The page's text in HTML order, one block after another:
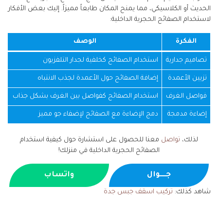
الحديث أو الكلاسيكي، مما يمنح المكان طابعاً مميزاً. إليك بعض الأفكار
لاستخدام الصفائح الحجرية الداخلية:
الفكرة الوصف
تصاميم جدارية استخدام الصفائح كخلفية لجدار التلفزيون
تزيين الأعمدة إضافة الصفائح حول الأعمدة لجذب الانتباه
فواصل الغرف استخدام الصفائح كفواصل بين الغرف بشكل جذاب
إضاءة مدمجة دمج الإضاءة مع الصفائح لإضفاء جو مميز
لذلك، تواصل معنا للحصول على استشارة حول كيفية استخدام
الصفائح الحجرية الداخلية في منزلك!
جــــوال واتساب
شاهد كذلك: تركيب اسقف جبس جدة